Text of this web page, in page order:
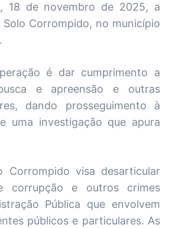
18 de novembro de 2025, a
Solo Corrompido, no município
é dar cumprimento a
e apreensão e outras
dando prosseguimento à
uma investigação que apura
Corrompido visa desarticular
corrupção e outros crimes
Pública que envolvem
públicos e particulares. As